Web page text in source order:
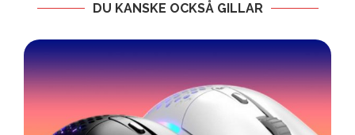
DU KANSKE OCKSÅ GILLAR